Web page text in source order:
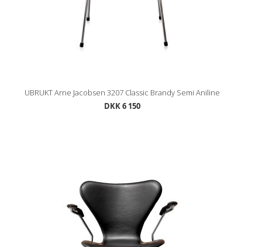
UBRUKT Arne Jacobsen 3207 Classic Brandy Semi Aniline
DKK 6 150